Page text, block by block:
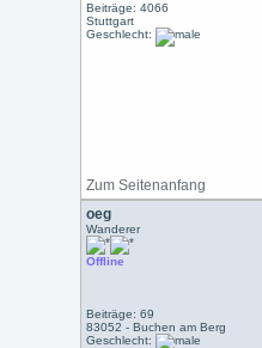
Beiträge: 4066
Stuttgart
Geschlecht:
Zum Seitenanfang
oeg
Wanderer
Offline
Beiträge: 69
83052 - Buchen am Berg
Geschlecht: